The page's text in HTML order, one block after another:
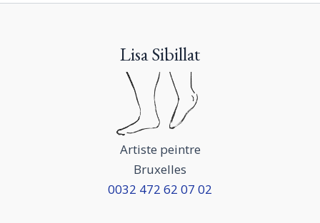
Lisa Sibillat
Artiste peintre
Bruxelles
0032 472 62 07 02